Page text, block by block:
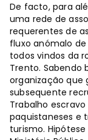
De facto, para
uma rede de
requerentes de
fluxo anómalo
todos vindos da
Trento. Sabendo
organização que
subsequente
Trabalho
paquistaneses e
turismo.